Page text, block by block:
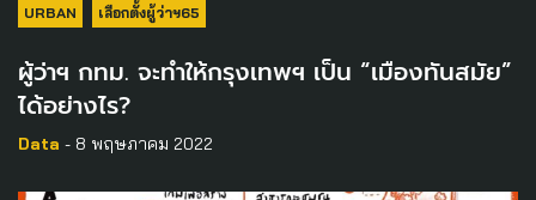
URBAN เลือกตั้งผู้ว่าฯ65
ผู้ว่าฯ กทม. จะทำให้กรุงเทพฯ เป็น “เมืองทันสมัย”
ได้อย่างไร?
Data - 8 พฤษภาคม 2022